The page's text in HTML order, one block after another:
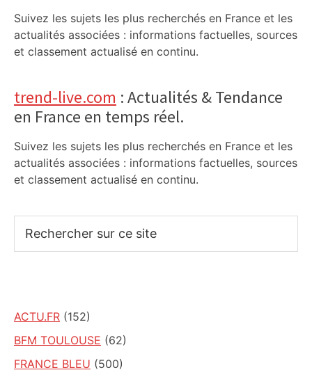
Suivez les sujets les plus recherchés en France et les
actualités associées : informations factuelles, sources
et classement actualisé en continu.
trend-live.com : Actualités & Tendance
en France en temps réel.
Suivez les sujets les plus recherchés en France et les
actualités associées : informations factuelles, sources
et classement actualisé en continu.
sur
ACTU.FR (152)
BFM TOULOUSE (62)
FRANCE BLEU (500)